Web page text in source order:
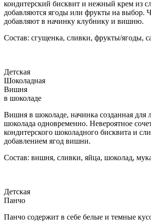
кондитерский бисквит и нежный крем из
добавляются ягоды или фрукты на выбор.
добавляют в начинку клубнику и вишню.
Состав: сгущенка, сливки, фрукты/ягоды,
Детская
Шоколадная
Вишня
в шоколаде
Вишня в шоколаде, начинка созданная для
шоколада одновременно. Невероятное
кондитерского шоколадного бисквита и
добавлением ягод вишни.
Состав: вишня, сливки, яйца, шоколад,
Детская
Панчо
Панчо содержит в себе белые и темные